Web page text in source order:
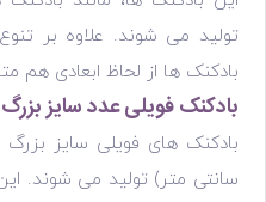
تولید می شوند. علاوه بر
بادکنک ها از لحاظ ابعادی هم
بادکنک فویلی عدد سایز بزرگ
بادکنک های فویلی سایز بزرگ
سانتی متر) تولید می شوند.